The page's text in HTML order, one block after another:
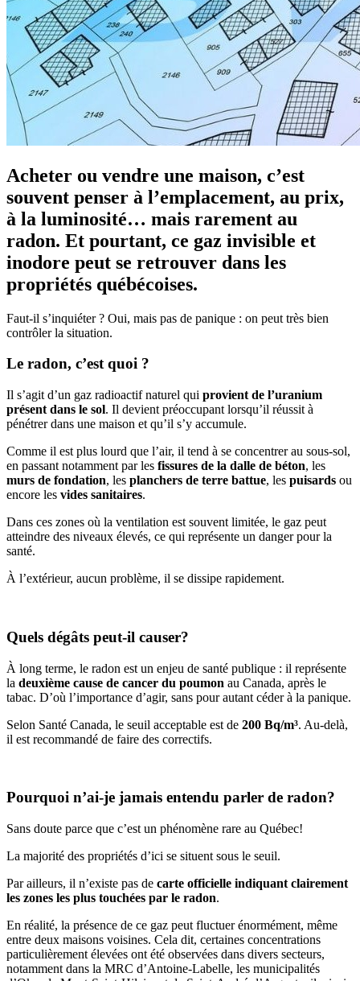
Acheter ou vendre une maison, c’est
souvent penser à l’emplacement, au prix,
à la luminosité… mais rarement au
radon. Et pourtant, ce gaz invisible et
inodore peut se retrouver dans les
propriétés québécoises.
Faut-il s’inquiéter ? Oui, mais pas de panique : on peut très bien
contrôler la situation.
Le radon, c’est quoi ?
Il s’agit d’un gaz radioactif naturel qui provient de l’uranium
présent dans le sol. Il devient préoccupant lorsqu’il réussit à
pénétrer dans une maison et qu’il s’y accumule.
Comme il est plus lourd que l’air, il tend à se concentrer au sous-sol,
en passant notamment par les fissures de la dalle de béton, les
murs de fondation, les planchers de terre battue, les puisards ou
encore les vides sanitaires.
Dans ces zones où la ventilation est souvent limitée, le gaz peut
atteindre des niveaux élevés, ce qui représente un danger pour la
santé.
À l’extérieur, aucun problème, il se dissipe rapidement.
Quels dégâts peut-il causer?
À long terme, le radon est un enjeu de santé publique : il représente
la deuxième cause de cancer du poumon au Canada, après le
tabac. D’où l’importance d’agir, sans pour autant céder à la panique.
Selon Santé Canada, le seuil acceptable est de 200 Bq/m³. Au-delà,
il est recommandé de faire des correctifs.
Pourquoi n’ai-je jamais entendu parler de radon?
Sans doute parce que c’est un phénomène rare au Québec!
La majorité des propriétés d’ici se situent sous le seuil.
Par ailleurs, il n’existe pas de carte officielle indiquant clairement
les zones les plus touchées par le radon.
En réalité, la présence de ce gaz peut fluctuer énormément, même
entre deux maisons voisines. Cela dit, certaines concentrations
particulièrement élevées ont été observées dans divers secteurs,
notamment dans la MRC d’Antoine-Labelle, les municipalités